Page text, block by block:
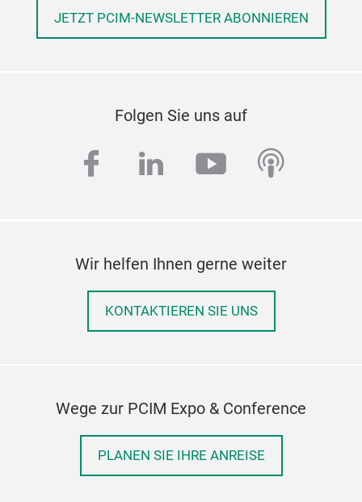
JETZT PCIM-NEWSLETTER ABONNIEREN
Folgen Sie uns auf
facebook
linkedinyoutube
Wir helfen Ihnen gerne weiter
KONTAKTIEREN SIE UNS
Wege zur PCIM Expo & Conference
PLANEN SIE IHRE ANREISE